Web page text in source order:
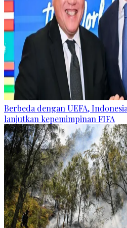
Berbeda dengan UEFA,
lanjutkan kepemimpinan FIFA